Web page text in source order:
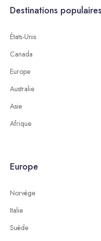
Destinations populaires
États-Unis
Canada
Europe
Australie
Asie
Afrique
Europe
Norvège
Italie
Suède